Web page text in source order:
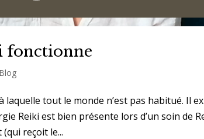
fonctionne
Blog
laquelle tout le monde n’est pas habitué. Il
Reiki est bien présente lors d’un soin de
reçoit le...